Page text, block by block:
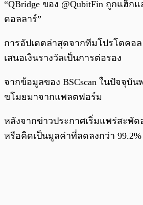
“QBridge ของ @QubitFin ถูกแฮ็
ดอลลาร์”
การอัปเดตล่าสุดจากทีมโปรโตคอล
เสนอเงินรางวัลเป็นการต่อรอง
จากข้อมูลของ BSCscan ในปัจจุบัน
ขโมยมาจากแพลตฟอร์ม
หลังจากข่าวประกาศเริ่มแพร่สะพั
หรือคิดเป็นมูลค่าที่ลดลงกว่า